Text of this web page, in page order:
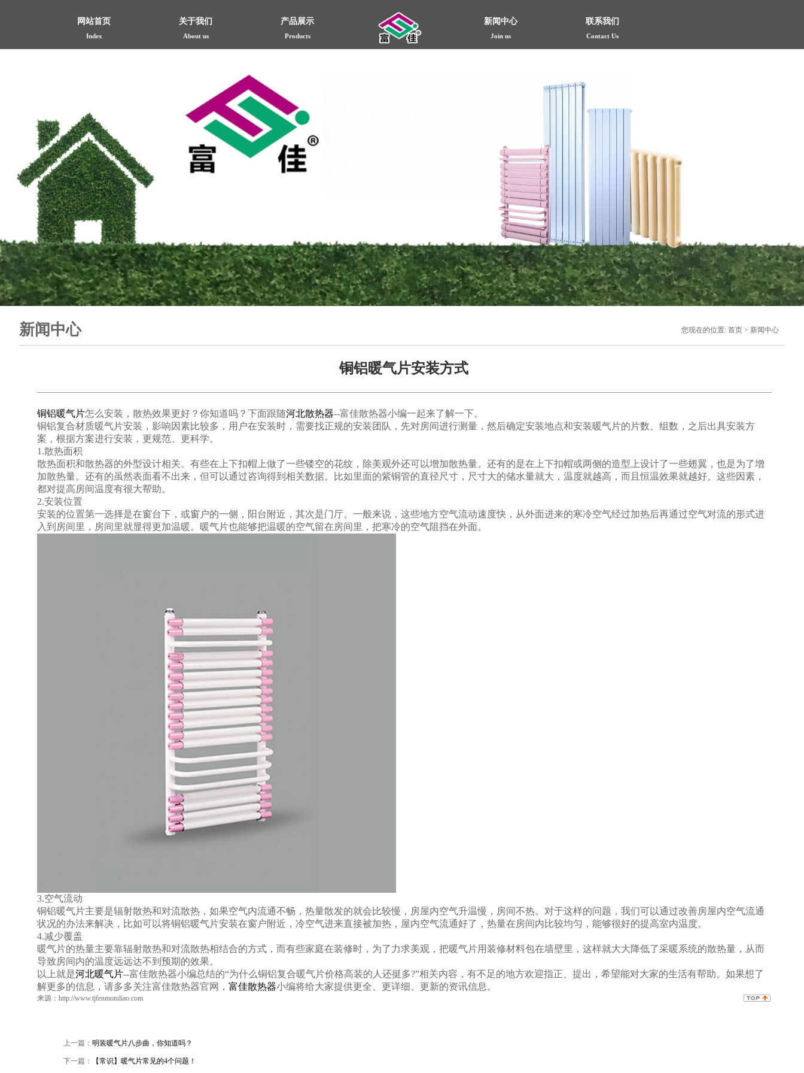
网站首页
Index
关于我们
About us
产品展示
Products
新闻中心
Join us
联系我们
Contact Us
新闻中心 您现在的位置: 首页 > 新闻中心
铜铝暖气片安装方式
铜铝暖气片怎么安装，散热效果更好？你知道吗？下面跟随河北散热器--富佳散热器小编一起来了解一下。
铜铝复合材质暖气片安装，影响因素比较多，用户在安装时，需要找正规的安装团队，先对房间进行测量，然后确定安装地点和安装暖气片的片数、组数，之后出具安装方
案，根据方案进行安装，更规范、更科学。
1.散热面积
散热面积和散热器的外型设计相关。有些在上下扣帽上做了一些镂空的花纹，除美观外还可以增加散热量。还有的是在上下扣帽或两侧的造型上设计了一些翅翼，也是为了增
加散热量。还有的虽然表面看不出来，但可以通过咨询得到相关数据。比如里面的紫铜管的直径尺寸，尺寸大的储水量就大，温度就越高，而且恒温效果就越好。这些因素，
都对提高房间温度有很大帮助。
2.安装位置
安装的位置第一选择是在窗台下，或窗户的一侧，阳台附近，其次是门厅。一般来说，这些地方空气流动速度快，从外面进来的寒冷空气经过加热后再通过空气对流的形式进
入到房间里，房间里就显得更加温暖。暖气片也能够把温暖的空气留在房间里，把寒冷的空气阻挡在外面。
3.空气流动
铜铝暖气片主要是辐射散热和对流散热，如果空气内流通不畅，热量散发的就会比较慢，房屋内空气升温慢，房间不热。对于这样的问题，我们可以通过改善房屋内空气流通
状况的办法来解决，比如可以将铜铝暖气片安装在窗户附近，冷空气进来直接被加热，屋内空气流通好了，热量在房间内比较均匀，能够很好的提高室内温度。
4.减少覆盖
暖气片的热量主要靠辐射散热和对流散热相结合的方式，而有些家庭在装修时，为了力求美观，把暖气片用装修材料包在墙壁里，这样就大大降低了采暖系统的散热量，从而
导致房间内的温度远远达不到预期的效果。
以上就是河北暖气片--富佳散热器小编总结的“为什么铜铝复合暖气片价格高装的人还挺多?”相关内容，有不足的地方欢迎指正、提出，希望能对大家的生活有帮助。如果想了
解更多的信息，请多多关注富佳散热器官网， 富佳散热器小编将给大家提供更全、更详细、更新的资讯信息。
来源：http://www.tjfenmotuliao.com
上一篇： 明装暖气片八步曲，你知道吗？
下一篇： 【常识】暖气片常见的4个问题！